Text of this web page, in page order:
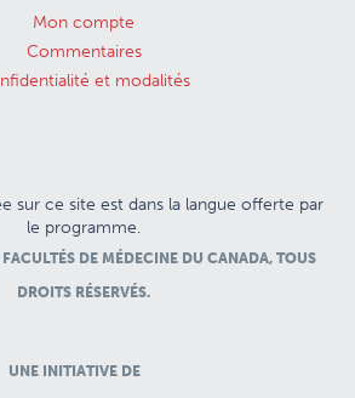
Mon compte
Commentaires
et modalités
sur ce site est dans la langue offerte par
le programme.
DE MÉDECINE DU CANADA, TOUS
DROITS RÉSERVÉS.
UNE INITIATIVE DE